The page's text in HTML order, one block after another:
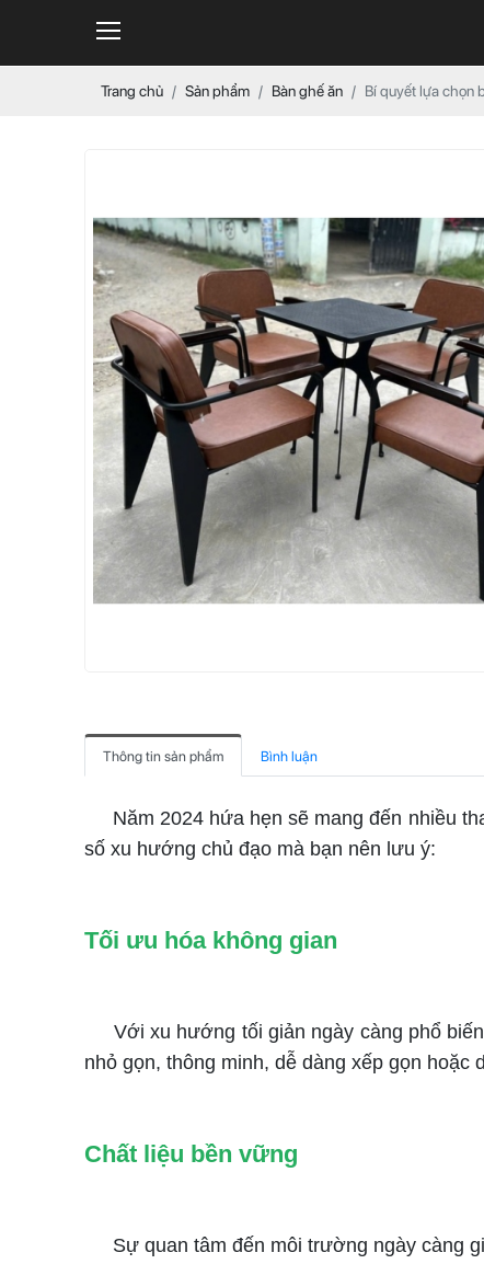
Trang chủ Sản phẩm Bàn ghế ăn Bí quyết lựa chọn
Thông tin sản phẩm Bình luận
Năm 2024 hứa hẹn sẽ mang đến nhiều
số xu hướng chủ đạo mà bạn nên lưu ý:
Tối ưu hóa không gian
Với xu hướng tối giản ngày càng phổ
nhỏ gọn, thông minh, dễ dàng xếp gọn
Chất liệu bền vững
Sự quan tâm đến môi trường ngày càng